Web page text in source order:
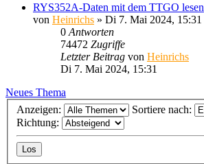
RYS352A-Daten mit dem TTGO lesen
von Heinrichs » Di 7. Mai 2024, 15:31
0 Antworten
74472 Zugriffe
Letzter Beitrag von Heinrichs
Di 7. Mai 2024, 15:31
Neues Thema
Anzeigen:
Sortiere nach:
Richtung: